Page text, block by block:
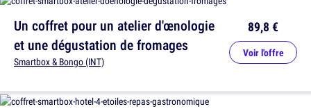
Un coffret pour un atelier d'œnologie
et une dégustation de fromages
Smartbox & Bongo (INT)
89,8 €
Voir l'offre